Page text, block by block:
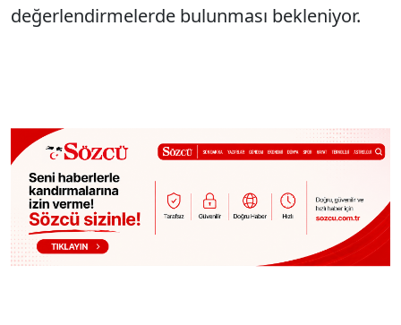
değerlendirmelerde bulunması bekleniyor.